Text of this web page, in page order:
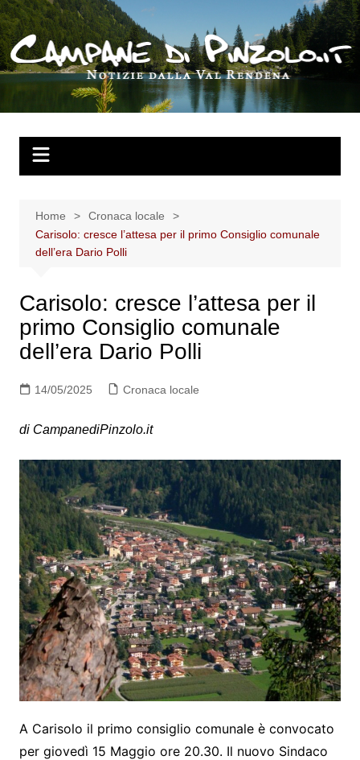
Salta
al
contenuto
Home
Cronaca locale
Carisolo: cresce l’attesa per il primo Consiglio comunale
dell’era Dario Polli
Carisolo: cresce l’attesa per il
primo Consiglio comunale
dell’era Dario Polli
14/05/2025 Cronaca locale
di CampanediPinzolo.it
A Carisolo il primo consiglio comunale è convocato
per giovedì 15 Maggio ore 20.30. Il nuovo Sindaco